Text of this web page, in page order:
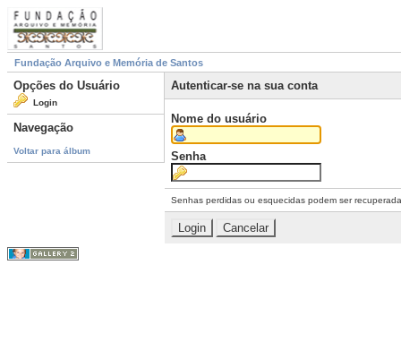
Fundação Arquivo e Memória de Santos
Opções do Usuário
Login
Navegação
Voltar para álbum
Autenticar-se na sua conta
Nome do usuário
Senha
Senhas perdidas ou esquecidas podem ser